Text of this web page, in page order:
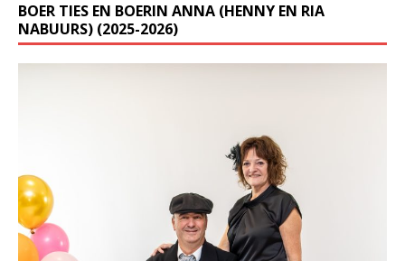
BOER TIES EN BOERIN ANNA (HENNY EN RIA
NABUURS) (2025-2026)